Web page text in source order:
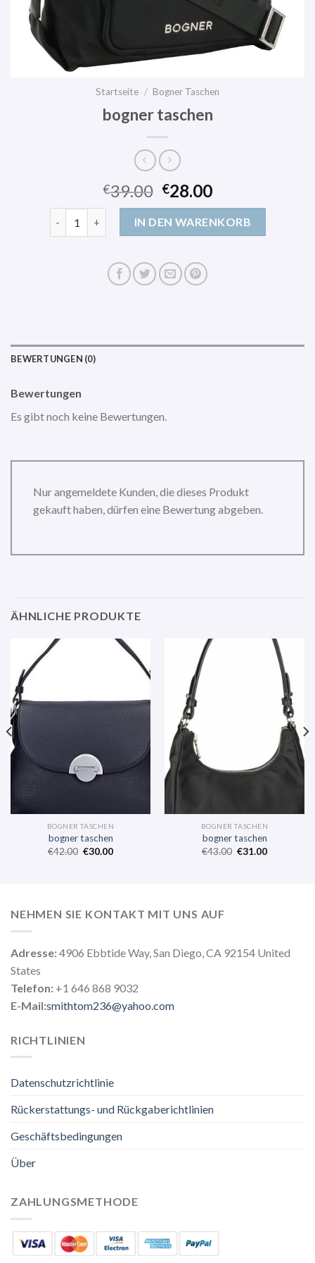
Startseite / Bogner Taschen
bogner taschen
€39.00 €28.00
bogner taschen MengeIN DEN WARENKORB
BEWERTUNGEN (0)
Bewertungen
Es gibt noch keine Bewertungen.
Nur angemeldete Kunden, die dieses Produkt
gekauft haben, dürfen eine Bewertung abgeben.
ÄHNLICHE PRODUKTE
BOGNER TASCHEN
bogner taschen
€42.00 €30.00
BOGNER TASCHEN
bogner taschen
€43.00 €31.00
NEHMEN SIE KONTAKT MIT UNS AUF
Adresse:4906 Ebbtide Way, San Diego, CA 92154 United
States
Telefon: +1 646 868 9032
E-Mail:smithtom236@yahoo.com
RICHTLINIEN
Datenschutzrichtlinie
Rückerstattungs- und Rückgaberichtlinien
Geschäftsbedingungen
Über
ZAHLUNGSMETHODE